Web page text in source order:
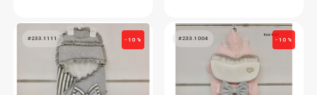
Kundak...Organik
FIYATLARI GÖRMEK IÇIN ÜYE
OLUNUZ
Alt Açma...Ayı
FIYATLARI